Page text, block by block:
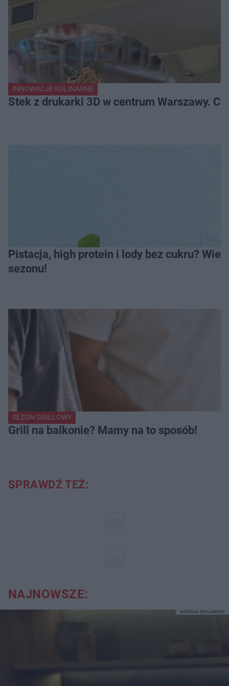
INNOWACJE KULINARNE
Stek z drukarki 3D w centrum Warszawy.
Pistacja, high protein i lody bez cukru?
sezonu!
SEZON GRILLOWY
Grill na balkonie? Mamy na to sposób!
SPRAWDŹ TEŻ:
NAJNOWSZE:
MATERIAŁ REKLAMOWY